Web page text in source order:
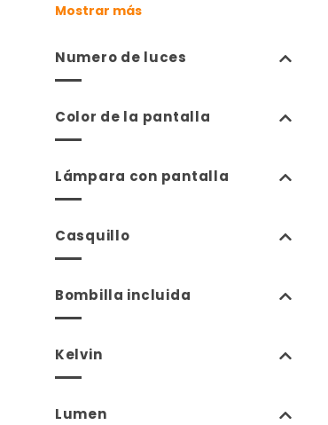
Mostrar más
Numero de luces
Color de la pantalla
Lámpara con pantalla
Casquillo
Bombilla incluida
Kelvin
Lumen